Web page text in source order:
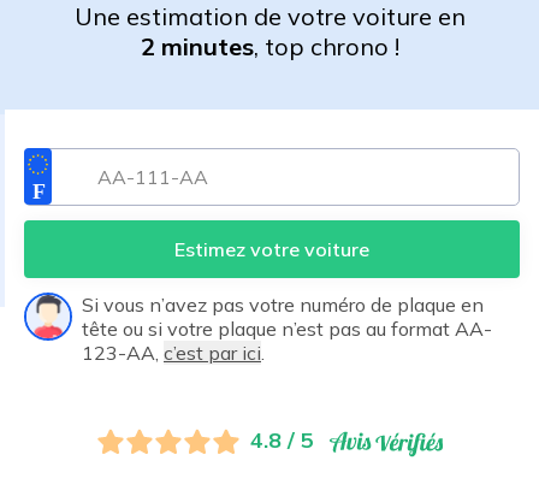
Une estimation de votre voiture en
2 minutes, top chrono !
Estimez votre voiture
Si vous n’avez pas votre numéro de plaque en
tête ou si votre plaque n’est pas au format AA-
123-AA, c’est par ici
4.8 / 5